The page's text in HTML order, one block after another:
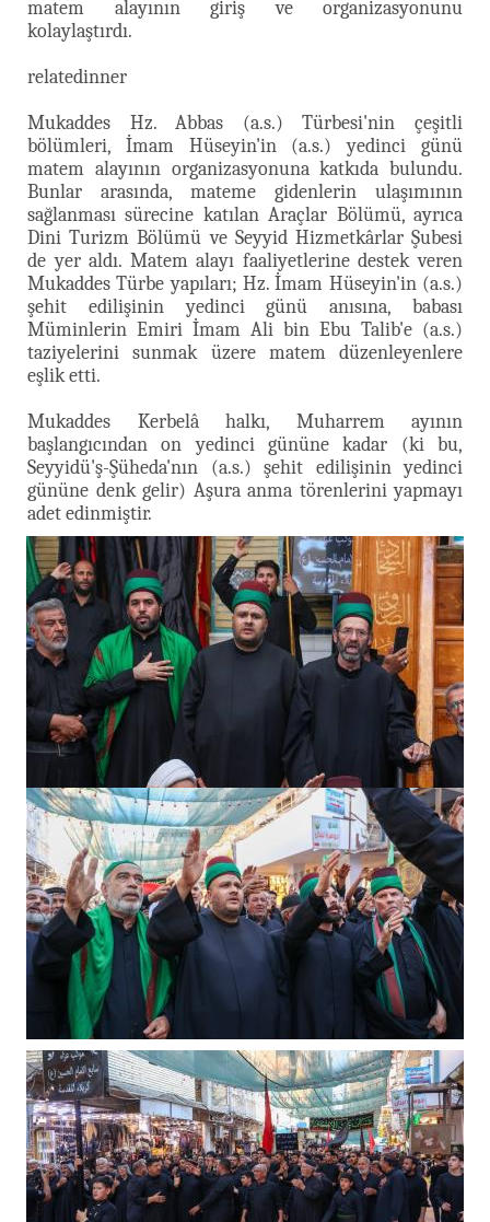
matem alayının giriş ve organizasyonunu
kolaylaştırdı.
relatedinner
Mukaddes Hz. Abbas (a.s.) Türbesi'nin çeşitli
bölümleri, İmam Hüseyin'in (a.s.) yedinci günü
matem alayının organizasyonuna katkıda bulundu.
Bunlar arasında, mateme gidenlerin ulaşımının
sağlanması sürecine katılan Araçlar Bölümü, ayrıca
Dini Turizm Bölümü ve Seyyid Hizmetkârlar Şubesi
de yer aldı. Matem alayı faaliyetlerine destek veren
Mukaddes Türbe yapıları; Hz. İmam Hüseyin'in (a.s.)
şehit edilişinin yedinci günü anısına, babası
Müminlerin Emiri İmam Ali bin Ebu Talib'e (a.s.)
taziyelerini sunmak üzere matem düzenleyenlere
eşlik etti.
Mukaddes Kerbelâ halkı, Muharrem ayının
başlangıcından on yedinci gününe kadar (ki bu,
Seyyidü'ş-Şüheda'nın (a.s.) şehit edilişinin yedinci
gününe denk gelir) Aşura anma törenlerini yapmayı
adet edinmiştir.